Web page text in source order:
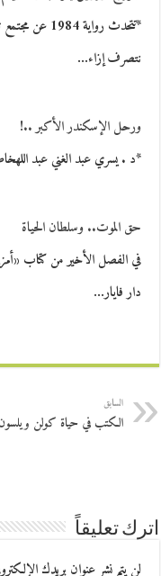
*تتحدث
نتصرف إزاء…
ورحل الإسكندر الأكبر ..!
*د . يسري عبد الغني عبد
حق الموت.. وسلطان الحياة
في الفصل الأخير من كتاب
دار فايار…
السابق
الكتب في حياة كولن
اترك تعليقاً
لن يتم نشر عنوان بريدك